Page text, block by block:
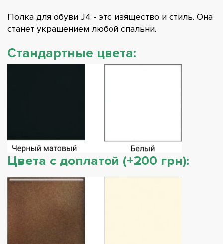
Полка для обуви J4 - это изящество и стиль. Она
станет украшением любой спальни.
Стандартные цвета:
Цвета с доплатой (+200 грн):